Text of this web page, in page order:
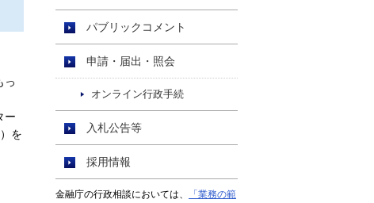
っ
ー
を
パブリックコメント
申請・届出・照会
オンライン行政手続
入札公告等
採用情報
金融庁の行政相談においては、
「業務の範